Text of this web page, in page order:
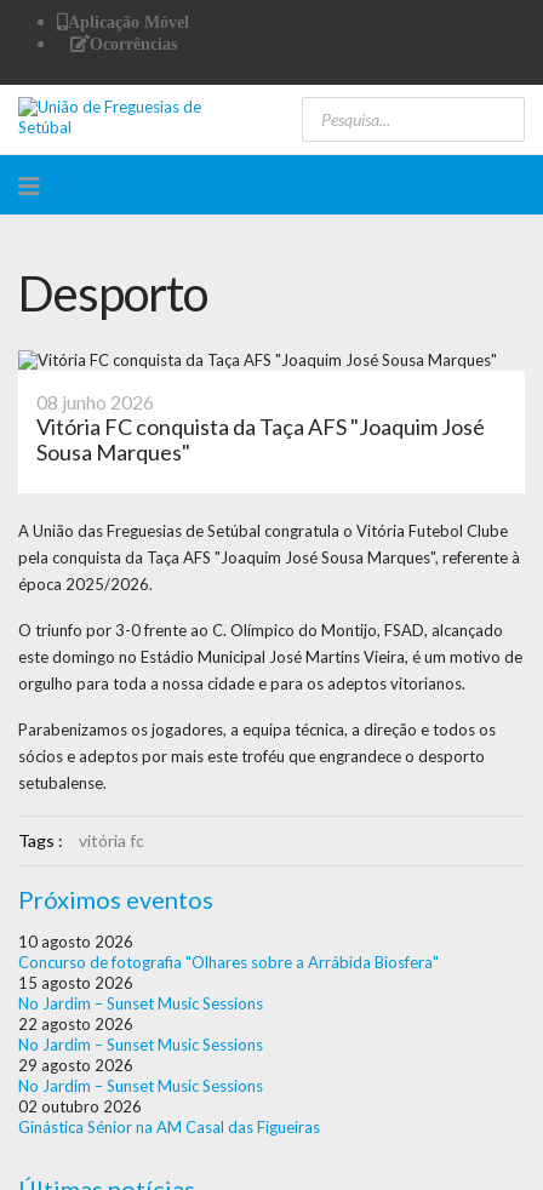
Aplicação Móvel
Ocorrências
Desporto
08 junho 2026
Vitória FC conquista da Taça AFS "Joaquim José
Sousa Marques"
A União das Freguesias de Setúbal congratula o Vitória Futebol Clube
pela conquista da Taça AFS "Joaquim José Sousa Marques", referente à
época 2025/2026.
O triunfo por 3-0 frente ao C. Olímpico do Montijo, FSAD, alcançado
este domingo no Estádio Municipal José Martins Vieira, é um motivo de
orgulho para toda a nossa cidade e para os adeptos vitorianos.
Parabenizamos os jogadores, a equipa técnica, a direção e todos os
sócios e adeptos por mais este troféu que engrandece o desporto
setubalense.
Tags : vitória fc
Próximos eventos
10 agosto 2026
Concurso de fotografia "Olhares sobre a Arrábida Biosfera"
15 agosto 2026
No Jardim – Sunset Music Sessions
22 agosto 2026
No Jardim – Sunset Music Sessions
29 agosto 2026
No Jardim – Sunset Music Sessions
02 outubro 2026
Ginástica Sénior na AM Casal das Figueiras